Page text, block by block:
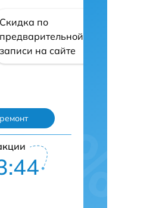
Скидка по
предварительной
записи на сайте